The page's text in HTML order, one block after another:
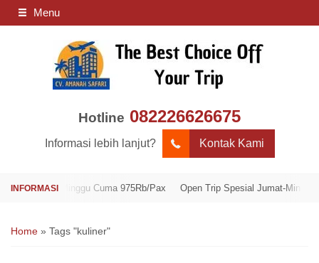
Menu
Hotline 082226626675
Informasi lebih lanjut? Kontak Kami
Minggu Cuma 975Rb/Pax Open Trip Spesial Jumat-Minggu Cuma
Home » Tags "kuliner"